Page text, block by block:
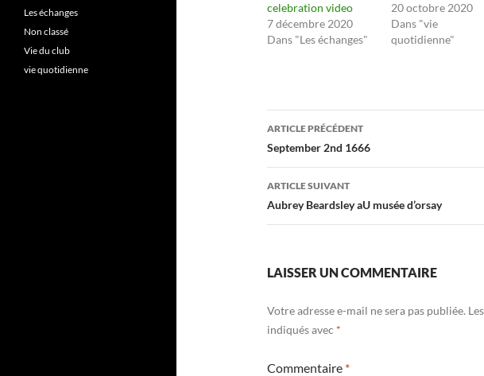
celebration video
7 décembre 2020
Dans "Les échanges"
20 octobre 2020
Dans "vie
quotidienne"
Navigation
des
articles
ARTICLE PRÉCÉDENT
September 2nd 1666
ARTICLE SUIVANT
Aubrey Beardsley aU musée d’orsay
LAISSER UN COMMENTAIRE
Votre adresse e-mail ne sera pas publiée.
indiqués avec *
Commentaire *
Les échanges
Non classé
Vie du club
vie quotidienne